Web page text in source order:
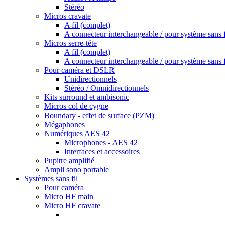
Stéréo
Micros cravate
A fil (complet)
A connecteur interchangeable / pour système sans
Micros serre-tête
A fil (complet)
A connecteur interchangeable / pour système sans
Pour caméra et DSLR
Unidirectionnels
Stéréo / Omnidirectionnels
Kits surround et ambisonic
Micros col de cygne
Boundary - effet de surface (PZM)
Mégaphones
Numériques AES 42
Microphones - AES 42
Interfaces et accessoires
Pupitre amplifié
Ampli sono portable
Systèmes sans fil
Pour caméra
Micro HF main
Micro HF cravate